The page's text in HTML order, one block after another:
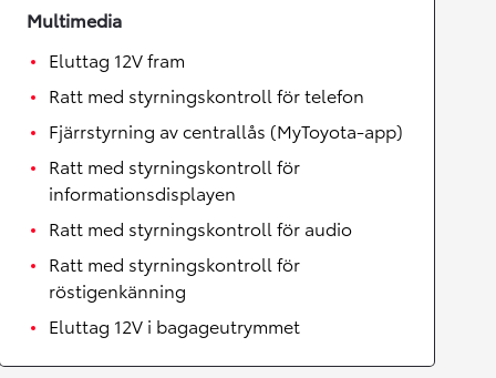
Multimedia
Eluttag 12V fram
Ratt med styrningskontroll för telefon
Fjärrstyrning av centrallås (MyToyota-app)
Ratt med styrningskontroll för
informationsdisplayen
Ratt med styrningskontroll för audio
Ratt med styrningskontroll för
röstigenkänning
Eluttag 12V i bagageutrymmet